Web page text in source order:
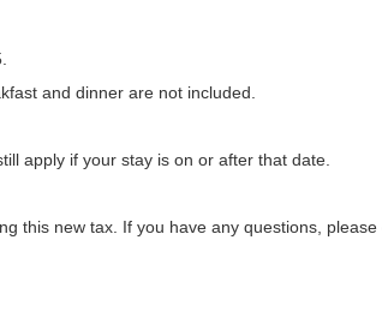
and dinner are not included.
apply if your stay is on or after that date.
this new tax. If you have any questions, please